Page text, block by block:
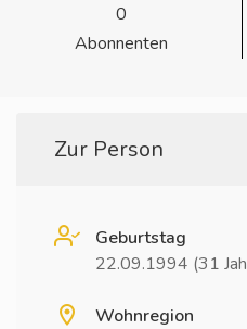
0
Abonnenten
Zur Person
Geburtstag
22.09.1994 (31
Wohnregion